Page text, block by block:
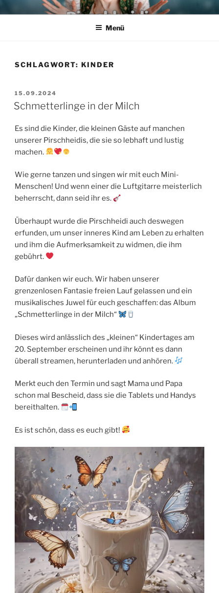
InhaltPIRSCHHEIDI – SCHLAGER
AUS POTSDAM – DIE FRANK
SHOW
Wir leben den Schlager
Menü
SCHLAGWORT: KINDER
VERÖFFENTLICHT
AM
15.09.2024
Schmetterlinge in der Milch
Es sind die Kinder, die kleinen Gäste auf manchen
unserer Pirschheidis, die sie so lebhaft und lustig
machen.
Wie gerne tanzen und singen wir mit euch Mini-
Menschen! Und wenn einer die Luftgitarre meisterlich
beherrscht, dann seid ihr es.
Überhaupt wurde die Pirschheidi auch deswegen
erfunden, um unser inneres Kind am Leben zu erhalten
und ihm die Aufmerksamkeit zu widmen, die ihm
gebührt.
Dafür danken wir euch. Wir haben unserer
grenzenlosen Fantasie freien Lauf gelassen und ein
musikalisches Juwel für euch geschaffen: das Album
„Schmetterlinge in der Milch“
Dieses wird anlässlich des „kleinen“ Kindertages am
20. September erscheinen und ihr könnt es dann
überall streamen, herunterladen und anhören.
Merkt euch den Termin und sagt Mama und Papa
schon mal Bescheid, dass sie die Tablets und Handys
bereithalten.
Es ist schön, dass es euch gibt!